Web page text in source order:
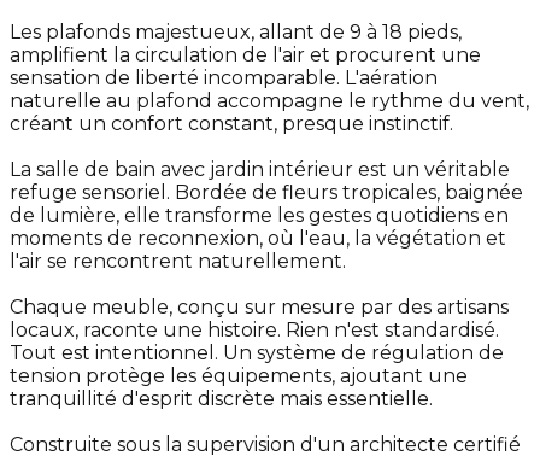
Les plafonds majestueux, allant de 9 à 18 pieds,
amplifient la circulation de l'air et procurent une
sensation de liberté incomparable. L'aération
naturelle au plafond accompagne le rythme du vent,
créant un confort constant, presque instinctif.
La salle de bain avec jardin intérieur est un véritable
refuge sensoriel. Bordée de fleurs tropicales, baignée
de lumière, elle transforme les gestes quotidiens en
moments de reconnexion, où l'eau, la végétation et
l'air se rencontrent naturellement.
Chaque meuble, conçu sur mesure par des artisans
locaux, raconte une histoire. Rien n'est standardisé.
Tout est intentionnel. Un système de régulation de
tension protège les équipements, ajoutant une
tranquillité d'esprit discrète mais essentielle.
Construite sous la supervision d'un architecte certifié